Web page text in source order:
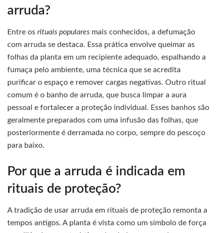
arruda?
Entre os rituais populares mais conhecidos, a defumação
com arruda se destaca. Essa prática envolve queimar as
folhas da planta em um recipiente adequado, espalhando a
fumaça pelo ambiente, uma técnica que se acredita
purificar o espaço e remover cargas negativas. Outro ritual
comum é o banho de arruda, que busca limpar a aura
pessoal e fortalecer a proteção individual. Esses banhos são
geralmente preparados com uma infusão das folhas, que
posteriormente é derramada no corpo, sempre do pescoço
para baixo.
Por que a arruda é indicada em
rituais de proteção?
A tradição de usar arruda em rituais de proteção remonta a
tempos antigos. A planta é vista como um símbolo de força